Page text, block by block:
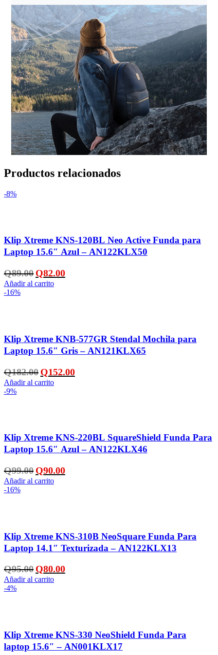
Productos relacionados
-8%
Klip Xtreme KNS-120BL Neo Active Funda para
Laptop 15.6″ Azul – AN122KLX50
Q89.00 El
precio
original
Q82.00El
precio
Añadir al carrito
-16%
Klip Xtreme KNB-577GR Stendal Mochila para
Laptop 15.6″ Gris – AN121KLX65
Q182.00 El
precio
original
Q152.00El
precio
Añadir al carrito
-9%
Klip Xtreme KNS-220BL SquareShield Funda Para
Laptop 15.6″ Azul – AN122KLX46
Q99.00 El
precio
original
Q90.00El
precio
Añadir al carrito
-16%
Klip Xtreme KNS-310B NeoSquare Funda Para
Laptop 14.1″ Texturizada – AN122KLX13
Q95.00 El
precio
original
Q80.00El
precio
Añadir al carrito
-4%
Klip Xtreme KNS-330 NeoShield Funda Para
laptop 15.6″ – AN001KLX17